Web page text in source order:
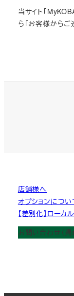
当サイト「
ら「お客様からご
店舗様へ
オプションについ
【差別化】ロー
お問い合わせ（掲